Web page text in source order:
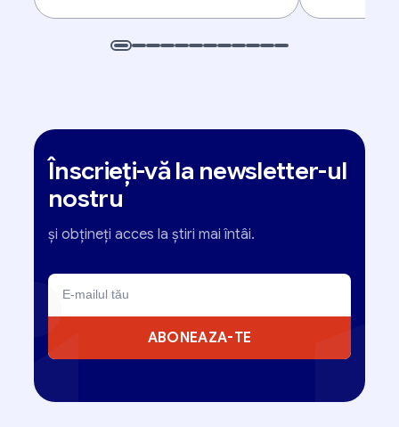
Înscrieți-vă la newsletter-ul
nostru
și obțineți acces la știri mai întâi.
ABONEAZA-TE